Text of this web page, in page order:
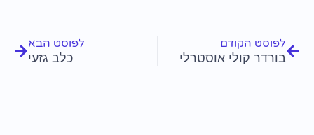
לפוסט הקודם
בורדר קולי אוסטרלי
לפוסט הבא
כלב גזעי